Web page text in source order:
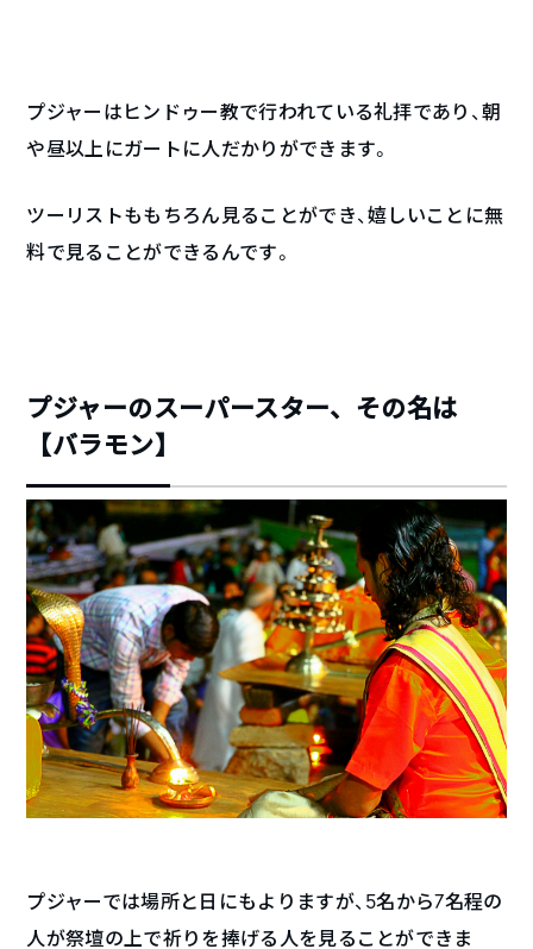
プジャーはヒンドゥー教で行われている礼拝であり、朝
や昼以上にガートに人だかりができます。
ツーリストももちろん見ることができ、嬉しいことに無
料で見ることができるんです。
プジャーのスーパースター、その名は
【バラモン】
プジャーでは場所と日にもよりますが、5名から7名程の
人が祭壇の上で祈りを捧げる人を見ることができま